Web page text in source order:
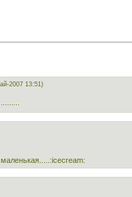
2007 13:51)